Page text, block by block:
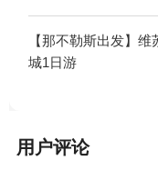
【那不勒斯出发】
城1日游
用户评论